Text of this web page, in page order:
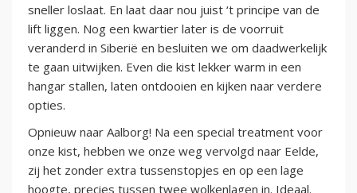
sneller loslaat. En laat daar nou juist ‘t principe van de
lift liggen. Nog een kwartier later is de voorruit
veranderd in Siberië en besluiten we om daadwerkelijk
te gaan uitwijken. Even die kist lekker warm in een
hangar stallen, laten ontdooien en kijken naar verdere
opties.
Opnieuw naar Aalborg! Na een special treatment voor
onze kist, hebben we onze weg vervolgd naar Eelde,
zij het zonder extra tussenstopjes en op een lage
hoogte, precies tussen twee wolkenlagen in. Ideaal.